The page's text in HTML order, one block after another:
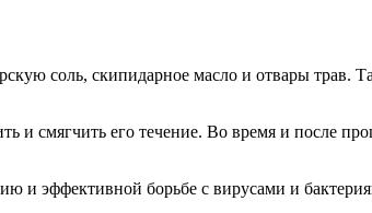
соль, скипидарное масло и отвары трав.
и смягчить его течение. Во время и после
и эффективной борьбе с вирусами и